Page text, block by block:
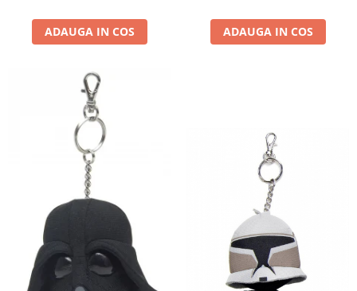
ADAUGA IN COS ADAUGA IN COS